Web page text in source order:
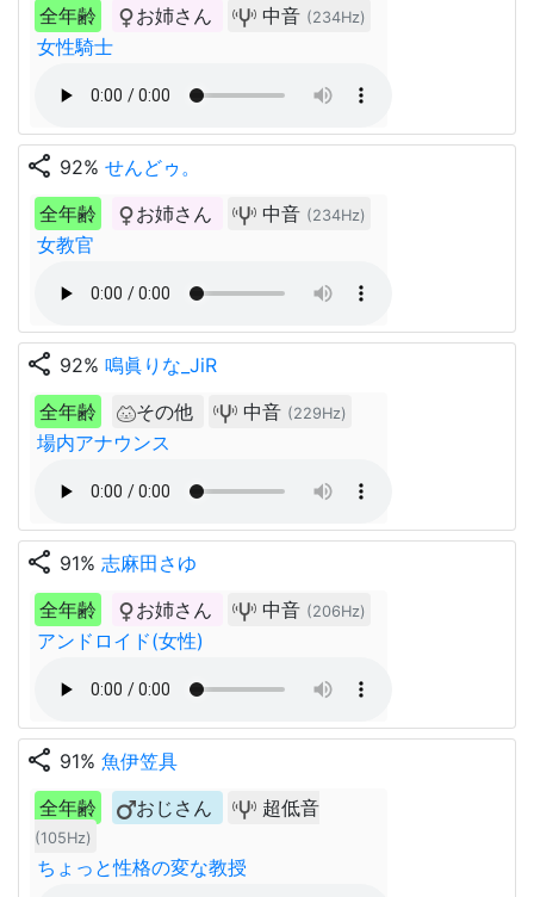
全年齢
お姉さん 中音 (234Hz)
女性騎士
share 92% せんどゥ。
全年齢
お姉さん 中音 (234Hz)
女教官
share 92% 鳴眞りな_JiR
全年齢
その他 中音 (229Hz)
場内アナウンス
share 91% 志麻田さゆ
全年齢
お姉さん 中音 (206Hz)
アンドロイド(女性)
share 91% 魚伊笠具
全年齢
おじさん 超低音
(105Hz)
ちょっと性格の変な教授